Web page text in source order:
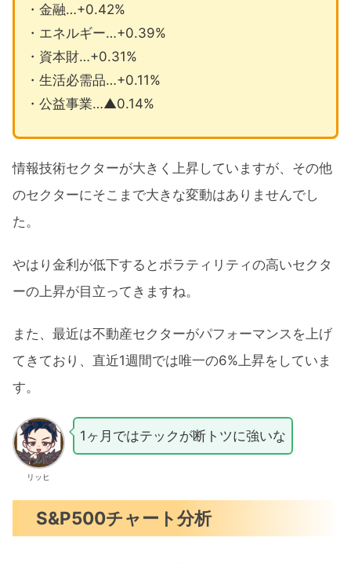
・金融…+0.42%
・エネルギー…+0.39%
・資本財…+0.31%
・生活必需品…+0.11%
・公益事業…▲0.14%
情報技術セクターが大きく上昇していますが、その他
のセクターにそこまで大きな変動はありませんでし
た。
やはり金利が低下するとボラティリティの高いセクタ
ーの上昇が目立ってきますね。
また、最近は不動産セクターがパフォーマンスを上げ
てきており、直近1週間では唯一の6%上昇をしていま
す。
リッヒ
1ヶ月ではテックが断トツに強いな
S&P500チャート分析